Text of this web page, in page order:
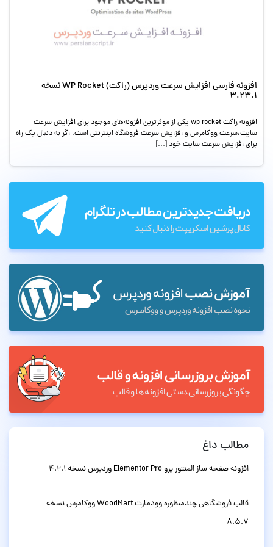
افزونه فارسی افزایش سرعت وردپرس (راکت) WP Rocket نسخه
3.23.1
افزونه راکت wp rocket یکی از موثرترین افزونه‌های موجود برای افزایش سرعت
سایت،سرعت ووکامرس و افزایش سرعت فروشگاه اینترنتی است. اگر به دنبال یک راه
برای افزایش سرعت سایت خود […]
مطالب داغ
افزونه صفحه ساز المنتور پرو Elementor Pro وردپرس نسخه 4.2.1
قالب فروشگاهی چندمنظوره وودمارت WoodMart ووکامرس نسخه
8.5.7